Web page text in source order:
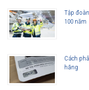
Tập
100 năm
Cách
hãng